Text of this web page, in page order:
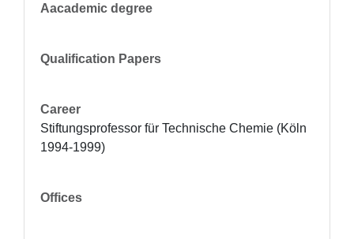
Aacademic degree
Qualification Papers
Career
Stiftungsprofessor für Technische Chemie (Köln
1994-1999)
Offices